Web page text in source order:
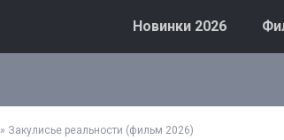
Новинки 2026
» Закулисье реальности (фильм 2026)